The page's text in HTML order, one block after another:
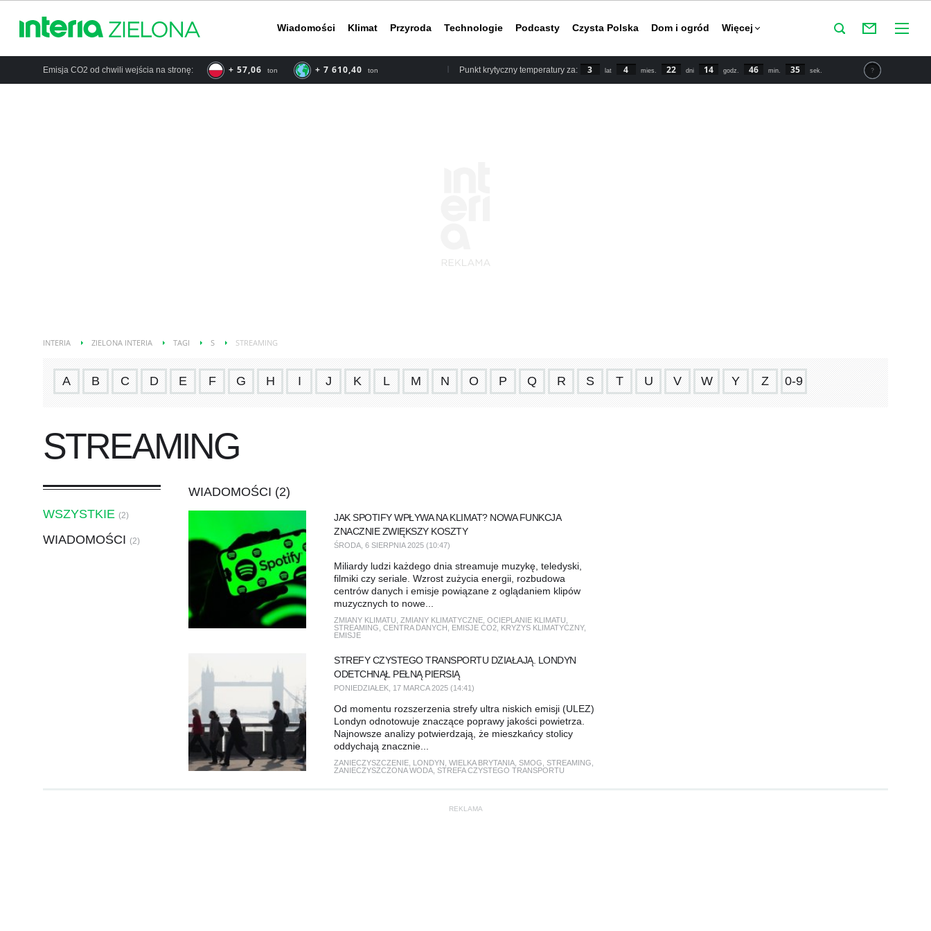
Wiadomości Klimat Przyroda Technologie Podcasty Czysta Polska Dom i ogród Więcej
Emisja CO2 od chwili wejścia na stronę: + 66,57 ton + 8 878,80 ton Punkt krytyczny temperatury za: 3 lat 4 mies. 22 dni 14 godz. 46 min. 34 sek.
INTERIA ZIELONA INTERIA TAGI S STREAMING
A B C D E F G H I J K L M N O P Q R S T U V W Y Z 0-9
STREAMING
WSZYSTKIE (2)
WIADOMOŚCI (2)
WIADOMOŚCI (2)
JAK SPOTIFY WPŁYWA NA KLIMAT? NOWA FUNKCJA
ZNACZNIE ZWIĘKSZY KOSZTY
ŚRODA, 6 SIERPNIA 2025 (10:47)
Miliardy ludzi każdego dnia streamuje muzykę, teledyski,
filmiki czy seriale. Wzrost zużycia energii, rozbudowa
centrów danych i emisje powiązane z oglądaniem klipów
muzycznych to nowe...
ZMIANY KLIMATU ZMIANY KLIMATYCZNE OCIEPLANIE KLIMATU
STREAMING CENTRA DANYCH EMISJE CO2 KRYZYS KLIMATYCZNY,
EMISJE
STREFY CZYSTEGO TRANSPORTU DZIAŁAJĄ. LONDYN
ODETCHNĄŁ PEŁNĄ PIERSIĄ
PONIEDZIAŁEK, 17 MARCA 2025 (14:41)
Od momentu rozszerzenia strefy ultra niskich emisji (ULEZ)
Londyn odnotowuje znaczące poprawy jakości powietrza.
Najnowsze analizy potwierdzają, że mieszkańcy stolicy
oddychają znacznie...
ZANIECZYSZCZENIE LONDYN WIELKA BRYTANIA SMOG STREAMING
ZANIECZYSZCZONA WODA STREFA CZYSTEGO TRANSPORTU
REKLAMA